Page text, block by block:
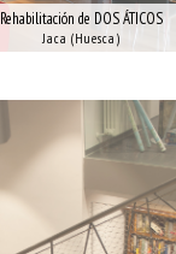
Rehabilitación de DOS ÁTICOS
Jaca (Huesca)